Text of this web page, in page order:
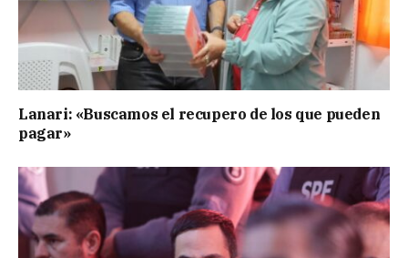
Lanari: «Buscamos el recupero de los que pueden
pagar»